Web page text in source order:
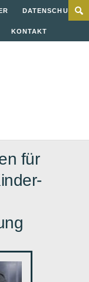
DATENSCHUTZ
KONTAKT
für